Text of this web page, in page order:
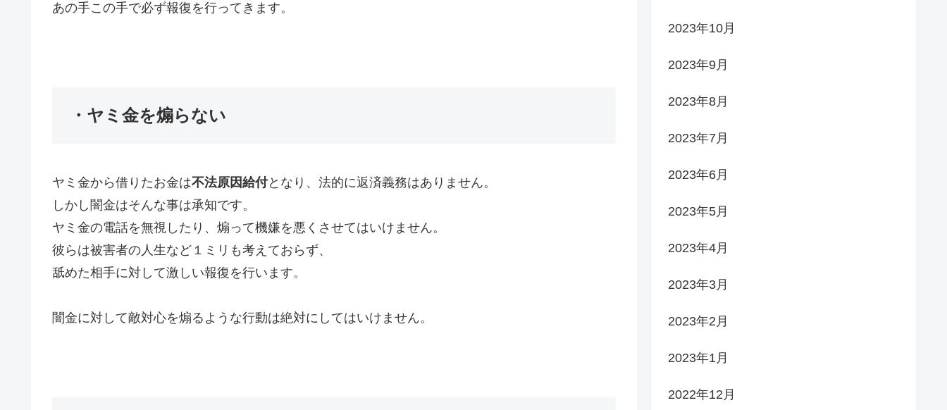
あの手この手で必ず報復を行ってきます。
・ヤミ金を煽らない
ヤミ金から借りたお金は不法原因給付となり、法的に返済義務はありません。
しかし闇金はそんな事は承知です。
ヤミ金の電話を無視したり、煽って機嫌を悪くさせてはいけません。
彼らは被害者の人生など１ミリも考えておらず、
舐めた相手に対して激しい報復を行います。
闇金に対して敵対心を煽るような行動は絶対にしてはいけません。
2023年10月
2023年9月
2023年8月
2023年7月
2023年6月
2023年5月
2023年4月
2023年3月
2023年2月
2023年1月
2022年12月